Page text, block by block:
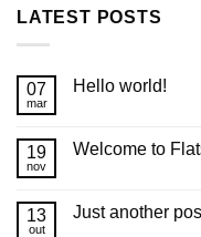
LATEST POSTS
07
mar
Hello world!
19
nov
Welcome to
13
out
Just another